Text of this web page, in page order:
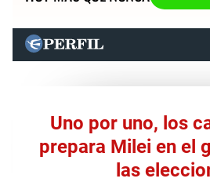
Uno por uno, los
prepara Milei en el
las